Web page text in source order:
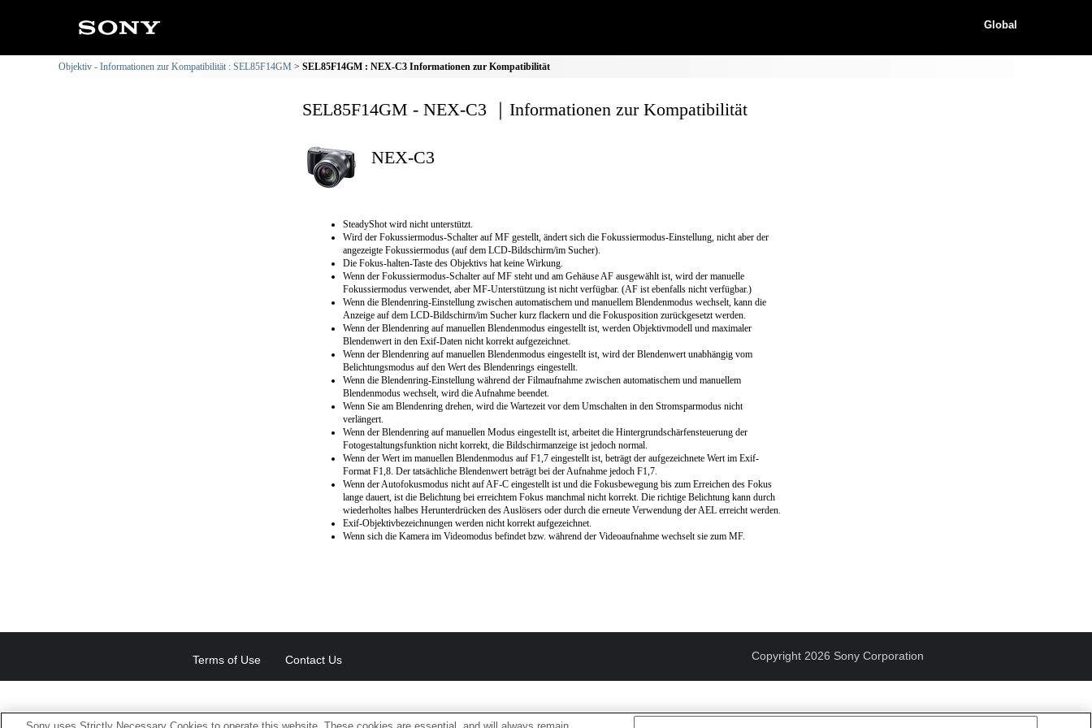
Global
Objektiv - Informationen zur Kompatibilität : SEL85F14GM SEL85F14GM : NEX-C3 Informationen zur Kompatibilität
SEL85F14GM - NEX-C3 ｜Informationen zur Kompatibilität
NEX-C3
SteadyShot wird nicht unterstützt.
Wird der Fokussiermodus-Schalter auf MF gestellt, ändert sich die Fokussiermodus-Einstellung, nicht aber der
angezeigte Fokussiermodus (auf dem LCD-Bildschirm/im Sucher).
Die Fokus-halten-Taste des Objektivs hat keine Wirkung.
Wenn der Fokussiermodus-Schalter auf MF steht und am Gehäuse AF ausgewählt ist, wird der manuelle
Fokussiermodus verwendet, aber MF-Unterstützung ist nicht verfügbar. (AF ist ebenfalls nicht verfügbar.)
Wenn die Blendenring-Einstellung zwischen automatischem und manuellem Blendenmodus wechselt, kann die
Anzeige auf dem LCD-Bildschirm/im Sucher kurz flackern und die Fokusposition zurückgesetzt werden.
Wenn der Blendenring auf manuellen Blendenmodus eingestellt ist, werden Objektivmodell und maximaler
Blendenwert in den Exif-Daten nicht korrekt aufgezeichnet.
Wenn der Blendenring auf manuellen Blendenmodus eingestellt ist, wird der Blendenwert unabhängig vom
Belichtungsmodus auf den Wert des Blendenrings eingestellt.
Wenn die Blendenring-Einstellung während der Filmaufnahme zwischen automatischem und manuellem
Blendenmodus wechselt, wird die Aufnahme beendet.
Wenn Sie am Blendenring drehen, wird die Wartezeit vor dem Umschalten in den Stromsparmodus nicht
verlängert.
Wenn der Blendenring auf manuellen Modus eingestellt ist, arbeitet die Hintergrundschärfensteuerung der
Fotogestaltungsfunktion nicht korrekt, die Bildschirmanzeige ist jedoch normal.
Wenn der Wert im manuellen Blendenmodus auf F1,7 eingestellt ist, beträgt der aufgezeichnete Wert im Exif-
Format F1,8. Der tatsächliche Blendenwert beträgt bei der Aufnahme jedoch F1,7.
Wenn der Autofokusmodus nicht auf AF-C eingestellt ist und die Fokusbewegung bis zum Erreichen des Fokus
lange dauert, ist die Belichtung bei erreichtem Fokus manchmal nicht korrekt. Die richtige Belichtung kann durch
wiederholtes halbes Herunterdrücken des Auslösers oder durch die erneute Verwendung der AEL erreicht werden.
Exif-Objektivbezeichnungen werden nicht korrekt aufgezeichnet.
Wenn sich die Kamera im Videomodus befindet bzw. während der Videoaufnahme wechselt sie zum MF.
Terms of Use Contact Us Copyright 2026 Sony Corporation